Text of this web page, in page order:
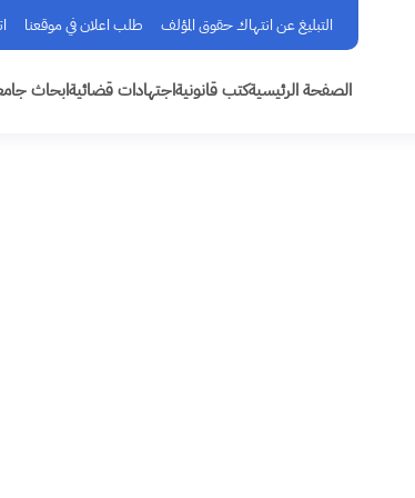
التبليغ عن انتهاك حقوق المؤلف طلب اعلان في موقعنا
الصفحة الرئيسيةكتب قانونيةاجتهادات قضائيةابحاث